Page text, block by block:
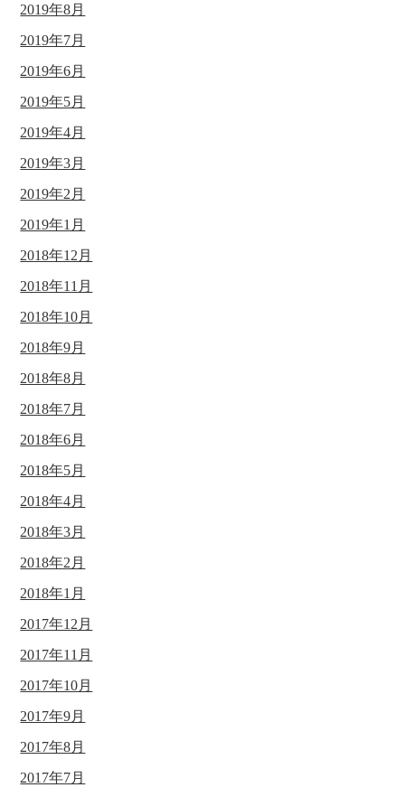
2019年8月
2019年7月
2019年6月
2019年5月
2019年4月
2019年3月
2019年2月
2019年1月
2018年12月
2018年11月
2018年10月
2018年9月
2018年8月
2018年7月
2018年6月
2018年5月
2018年4月
2018年3月
2018年2月
2018年1月
2017年12月
2017年11月
2017年10月
2017年9月
2017年8月
2017年7月